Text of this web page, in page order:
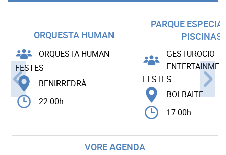
ORQUESTA HUMAN
ORQUESTA HUMAN
FESTES
BENIRREDRÀ
22:00h
PARQUE
PISCINAS
GESTUROCIO
FESTES
BOLBAITE
17:00h
VORE AGENDA